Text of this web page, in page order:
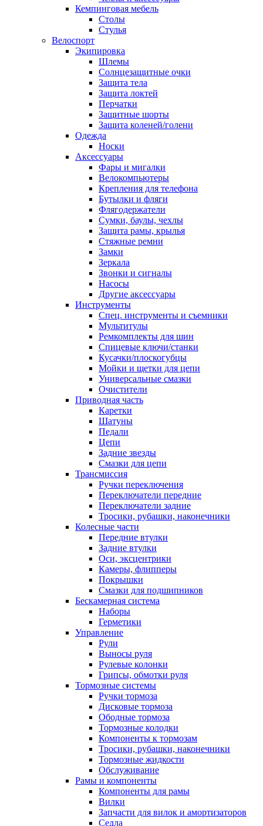
Кемпинговая мебель
Столы
Стулья
Велоспорт
Экипировка
Шлемы
Солнцезащитные очки
Защита тела
Защита локтей
Перчатки
Защитные шорты
Защита коленей/голени
Одежда
Носки
Аксессуары
Фары и мигалки
Велокомпьютеры
Крепления для телефона
Бутылки и фляги
Флягодержатели
Сумки, баулы, чехлы
Защита рамы, крылья
Стяжные ремни
Замки
Зеркала
Звонки и сигналы
Насосы
Другие аксессуары
Инструменты
Спец. инструменты и съемники
Мультитулы
Ремкомплекты для шин
Спицевые ключи/станки
Кусачки/плоскогубцы
Мойки и щетки для цепи
Универсальные смазки
Очистители
Приводная часть
Каретки
Шатуны
Педали
Цепи
Задние звезды
Смазки для цепи
Трансмиссия
Ручки переключения
Переключатели передние
Переключатели задние
Тросики, рубашки, наконечники
Колесные части
Передние втулки
Задние втулки
Оси, эксцентрики
Камеры, флипперы
Покрышки
Смазки для подшипников
Бескамерная система
Наборы
Герметики
Управление
Рули
Выносы руля
Рулевые колонки
Грипсы, обмотки руля
Тормозные системы
Ручки тормоза
Дисковые тормоза
Ободные тормоза
Тормозные колодки
Компоненты к тормозам
Тросики, рубашки, наконечники
Тормозные жидкости
Обслуживание
Рамы и компоненты
Компоненты для рамы
Вилки
Запчасти для вилок и амортизаторов
Седла